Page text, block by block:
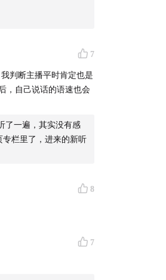
7
判断主播平时肯定也是
，自己说话的语速也会
了一遍，其实没有感
栏里了，进来的新听
8
7